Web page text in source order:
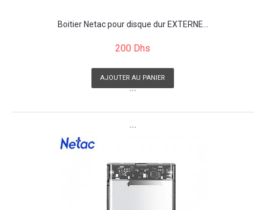
Boitier Netac pour disque dur EXTERNE...
200 Dhs
AJOUTER AU PANIER
```
```